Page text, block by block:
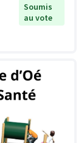
Soumis
au vote